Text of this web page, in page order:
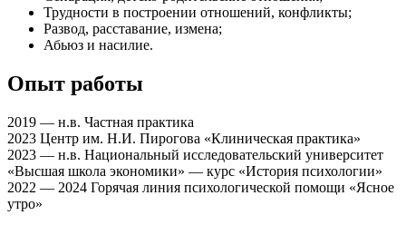
Трудности в построении отношений, конфликты;
Развод, расставание, измена;
Абьюз и насилие.
Опыт работы
2019 — н.в. Частная практика
2023 Центр им. Н.И. Пирогова «Клиническая практика»
2023 — н.в. Национальный исследовательский университет
«Высшая школа экономики» — курс «История психологии»
2022 — 2024 Горячая линия психологической помощи «Ясное
утро»